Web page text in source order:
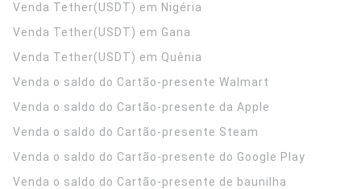
Venda Tether(USDT) em Nigéria
Venda Tether(USDT) em Gana
Venda Tether(USDT) em Quênia
Venda o saldo do Cartão-presente Walmart
Venda o saldo do Cartão-presente da Apple
Venda o saldo do Cartão-presente Steam
Venda o saldo do Cartão-presente do Google Play
Venda o saldo do Cartão-presente de baunilha